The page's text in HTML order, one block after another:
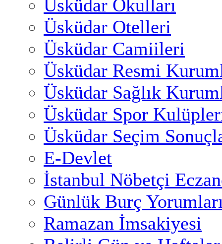
Üsküdar Okulları
Üsküdar Otelleri
Üsküdar Camiileri
Üsküdar Resmi
Üsküdar Sağlık
Üsküdar Spor
Üsküdar Seçim
E-Devlet
İstanbul Nöbetçi
Günlük Burç
Ramazan İmsakiyesi